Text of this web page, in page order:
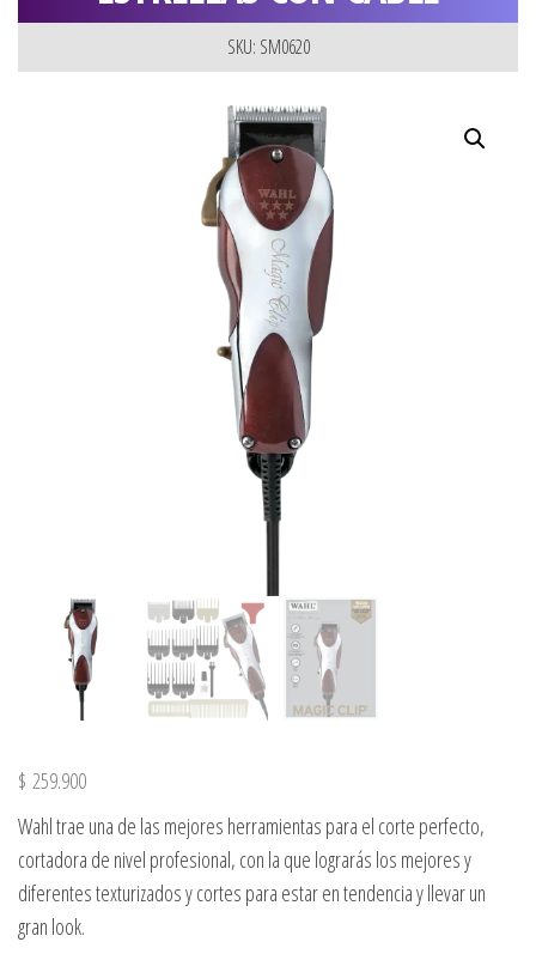
SKU: SM0620
$ 259.900
Wahl trae una de las mejores herramientas para el corte perfecto,
cortadora de nivel profesional, con la que lograrás los mejores y
diferentes texturizados y cortes para estar en tendencia y llevar un
gran look.